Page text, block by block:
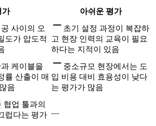
가
아쉬운 평가
사이의 오
도가 압도적
초기 설정 과정이 복잡하
고 현장 인력의 교육이 필요
하다는 지적이 있음
케이블을
률 산출이 매
음
중소규모 현장에서는 도
입 비용 대비 효용성이 낮다
는 평가가 많음
협업 툴과의
럽다는 평가 —